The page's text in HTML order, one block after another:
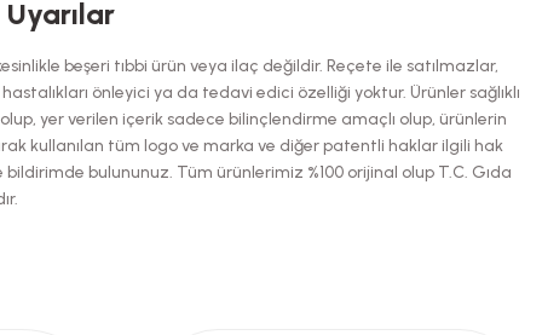
beşeri tıbbi ürün veya ilaç değildir. Reçete ile satılmazlar,
önleyici ya da tedavi edici özelliği yoktur. Ürünler sağlıklı
yer verilen içerik sadece bilinçlendirme amaçlı olup, ürünlerin
kullanılan tüm logo ve marka ve diğer patentli haklar ilgili hak
bulununuz. Tüm ürünlerimiz %100 orijinal olup T.C. Gıda